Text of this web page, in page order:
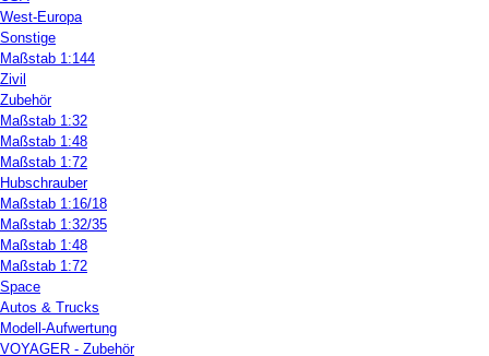
West-Europa
Sonstige
Maßstab 1:144
Zivil
Zubehör
Maßstab 1:32
Maßstab 1:48
Maßstab 1:72
Hubschrauber
Maßstab 1:16/18
Maßstab 1:32/35
Maßstab 1:48
Maßstab 1:72
Space
Autos & Trucks
Modell-Aufwertung
VOYAGER - Zubehör